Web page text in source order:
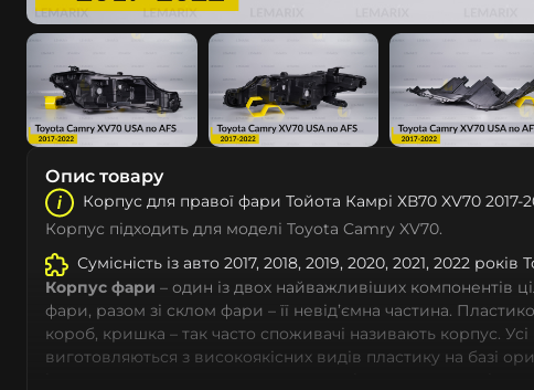
Опис товару
Корпус для правої фари Тойота Камрі ХВ70 XV70 2017-
Корпус підходить для моделі Toyota Camry XV70.
Сумісність із авто 2017, 2018, 2019, 2020, 2021, 2022
Корпус фари – один із двох найважливіших компонентів
фари, разом зі склом фари – її невід’ємна частина.
короб, кришка – так часто споживачі називають корпус.
виготовляються з високоякісних видів пластику на базі